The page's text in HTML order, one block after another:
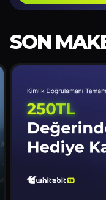
SON